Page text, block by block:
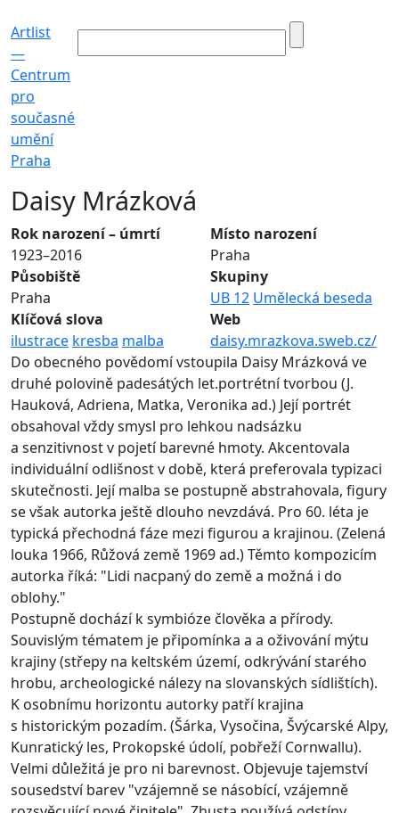
Artlist
—
Centrum
pro
současné
umění
Praha
Daisy Mrázková
Rok narození – úmrtí
1923–2016
Místo narození
Praha
Působiště
Praha
Skupiny
UB 12 Umělecká beseda
Klíčová slova
ilustrace kresba malba
Web
daisy.mrazkova.sweb.cz/
Do obecného povědomí vstoupila Daisy Mrázková ve
druhé polovině padesátých let.portrétní tvorbou (J.
Hauková, Adriena, Matka, Veronika ad.) Její portrét
obsahoval vždy smysl pro lehkou nadsázku
a senzitivnost v pojetí barevné hmoty. Akcentovala
individuální odlišnost v době, která preferovala typizaci
skutečnosti. Její malba se postupně abstrahovala, figury
se však autorka ještě dlouho nevzdává. Pro 60. léta je
typická přechodná fáze mezi figurou a krajinou. (Zelená
louka 1966, Růžová země 1969 ad.) Těmto kompozicím
autorka říká: "Lidi nacpaný do země a možná i do
oblohy."
Postupně dochází k symbióze člověka a přírody.
Souvislým tématem je připomínka a a oživování mýtu
krajiny (střepy na keltském území, odkrývání starého
hrobu, archeologické nálezy na slovanských sídlištích).
K osobnímu horizontu autorky patří krajina
s historickým pozadím. (Šárka, Vysočina, Švýcarské Alpy,
Kunratický les, Prokopské údolí, pobřeží Cornwallu).
Velmi důležitá je pro ni barevnost. Objevuje tajemství
sousedství barev "vzájemně se násobící, vzájemně